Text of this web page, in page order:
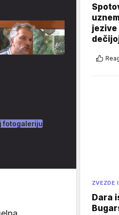
fotogaleriju
jezive
ZVEZDE
Dara